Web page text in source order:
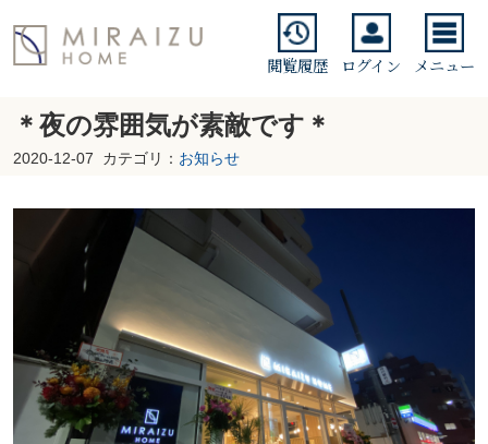
閲覧履歴 ログイン メニュー
＊夜の雰囲気が素敵です＊
2020-12-07 カテゴリ： お知らせ